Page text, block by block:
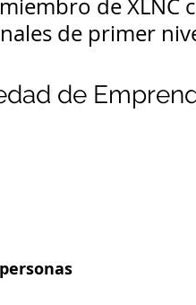
de XLNC
de primer
de